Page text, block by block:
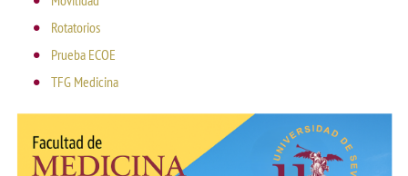
Rotatorios
Prueba ECOE
TFG Medicina